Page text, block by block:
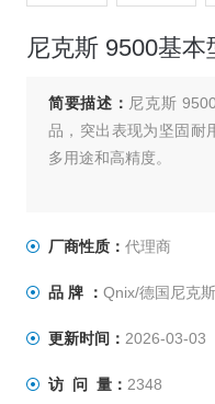
尼克斯 9500基
简要描述： 尼克斯
品，突出表现为坚固耐
多用途和高精度。
厂商性质： 代理商
品 牌 ： Qnix/德国尼克斯
更新时间： 2026-03-03
访 问 量： 2348